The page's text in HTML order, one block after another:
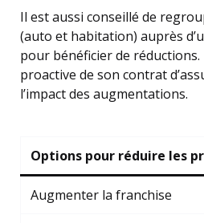
Il est aussi conseillé de
(auto et habitation) auprès
pour bénéficier de réductions.
proactive de son contrat
l’impact des augmentations.
Options pour réduire les
Augmenter la franchise